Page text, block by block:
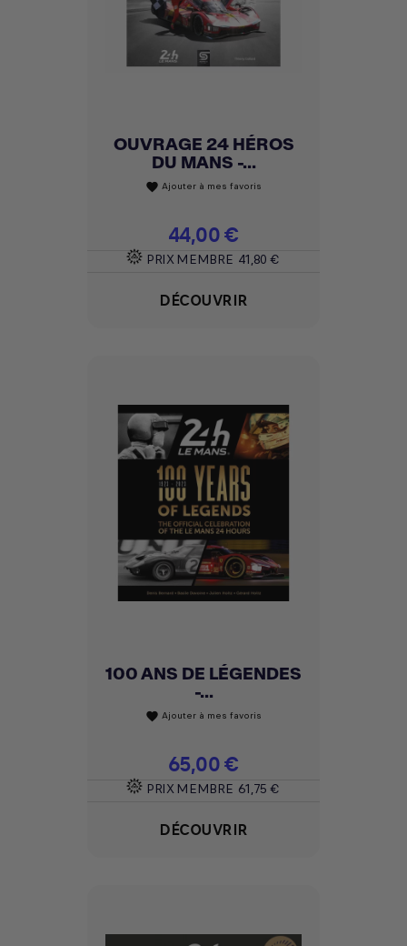
OUVRAGE 24 HÉROS
DU MANS -...
favorite Ajouter à mes favoris
Prix
44,00 €
PRIX MEMBRE 41,80 €
DÉCOUVRIR
100 ANS DE LÉGENDES
-...
favorite Ajouter à mes favoris
Prix
65,00 €
PRIX MEMBRE 61,75 €
DÉCOUVRIR